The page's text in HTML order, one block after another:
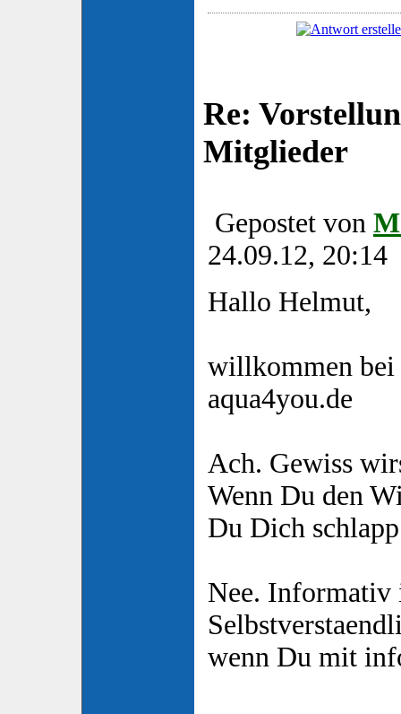
Re:
Mitglieder
Gepostet von
24.09.12, 20:14
Hallo Helmut,
willkommen bei
aqua4you.de
Ach. Gewiss
Wenn Du den
Du Dich
Nee. Informativ
wenn Du mit